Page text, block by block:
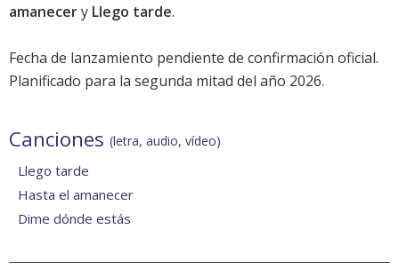
amanecery Llego tarde.
Fecha de lanzamiento pendiente de confirmación oficial.
Planificado para la segunda mitad del año 2026.
Canciones (letra, audio, vídeo)
Llego tarde
Hasta el amanecer
Dime dónde estás